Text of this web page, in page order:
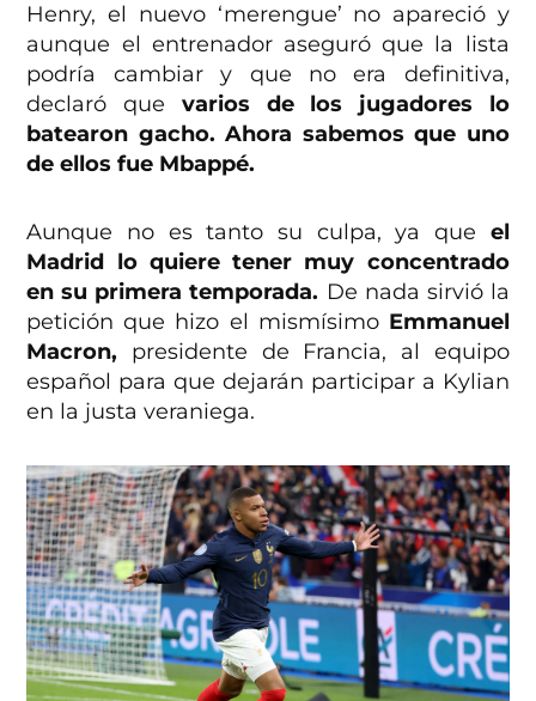
Henry, el nuevo ‘merengue’ no apareció y
aunque el entrenador aseguró que la lista
podría cambiar y que no era definitiva,
declaró que varios de los jugadores lo
batearon gacho. Ahora sabemos que uno
de ellos fue Mbappé.
Aunque no es tanto su culpa, ya que el
Madrid lo quiere tener muy concentrado
en su primera temporada. De nada sirvió la
petición que hizo el mismísimo Emmanuel
Macron, presidente de Francia, al equipo
español para que dejarán participar a Kylian
en la justa veraniega.